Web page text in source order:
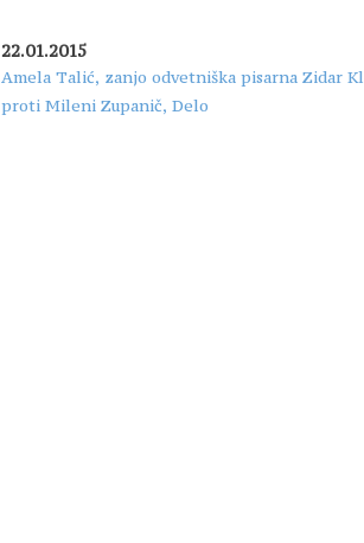
22.01.2015
Amela Talić, zanjo odvetniška pisarna Zidar
proti Mileni Zupanič, Delo